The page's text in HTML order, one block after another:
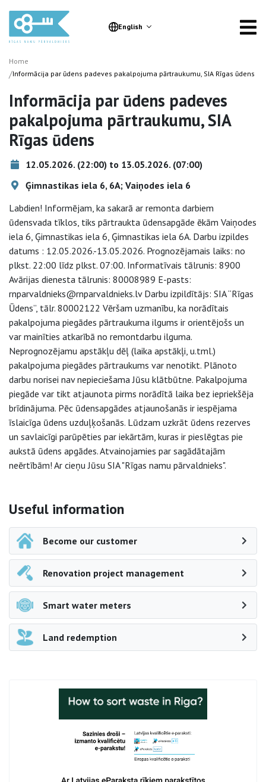
English
Home
/Informācija par ūdens padeves pakalpojuma pārtraukumu, SIA Rīgas ūdens
Informācija par ūdens padeves
pakalpojuma pārtraukumu, SIA
Rīgas ūdens
12.05.2026. (22:00) to 13.05.2026. (07:00)
Ģimnastikas iela 6, 6A; Vaiņodes iela 6
Labdien! Informējam, ka sakarā ar remonta darbiem
ūdensvada tīklos, tiks pārtraukta ūdensapgāde ēkām Vaiņodes
iela 6, Ģimnastikas iela 6, Ģimnastikas iela 6A. Darbu izpildes
datums : 12.05.2026.-13.05.2026. Prognozējamais laiks: no
plkst. 22:00 līdz plkst. 07:00. Informatīvais tālrunis: 8900
Avārijas dienesta tālrunis: 80008989 E-pasts:
rnparvaldnieks@rnparvaldnieks.lv Darbu izpildītājs: SIA “Rīgas
Ūdens”, tālr. 80002122 Vēršam uzmanību, ka norādītais
pakalpojuma piegādes pārtraukuma ilgums ir orientējošs un
var mainīties atkarībā no remontdarbu ilguma.
Neprognozējamu apstākļu dēļ (laika apstākļi, u.tml.)
pakalpojuma piegādes pārtraukums var nenotikt. Plānoto
darbu norisei nav nepieciešama Jūsu klātbūtne. Pakalpojuma
piegāde var tikt atjaunota pirms norādītā laika bez iepriekšēja
brīdinājuma. Pēc ūdensapgādes atjaunošanās ir iespējama
īslaicīga ūdens uzduļķošanās. Lūdzam uzkrāt ūdens rezerves
un savlaicīgi parūpēties par iekārtām, kuras ir pieslēgtas pie
aukstā ūdens apgādes. Atvainojamies par sagādātajām
neērtībām! Ar cieņu Jūsu SIA "Rīgas namu pārvaldnieks".
Side navigation
Useful information
Become our customer
Renovation project management
Smart water meters
Land redemption